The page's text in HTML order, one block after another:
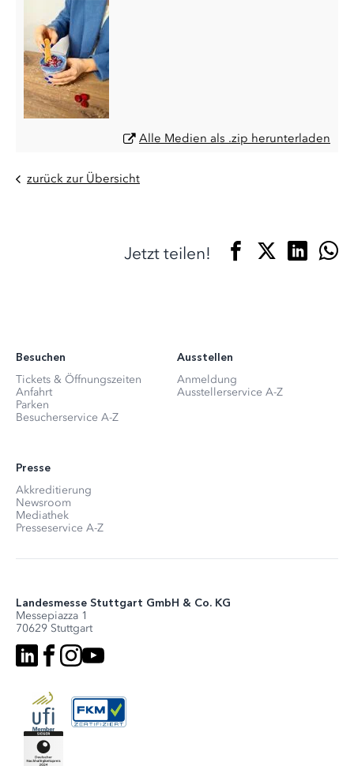
Alle Medien als .zip herunterladen
zurück zur Übersicht
Jetzt teilen!
Besuchen
Tickets & Öffnungszeiten
Anfahrt
Parken
Besucherservice A-Z
Ausstellen
Anmeldung
Ausstellerservice A-Z
Presse
Akkreditierung
Newsroom
Mediathek
Presseservice A-Z
Landesmesse Stuttgart GmbH & Co. KG
Messepiazza 1
70629 Stuttgart